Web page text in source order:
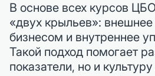
В основе всех курсов
«двух крыльев»:
бизнесом и внутреннее
Такой подход помогает
показатели, но и